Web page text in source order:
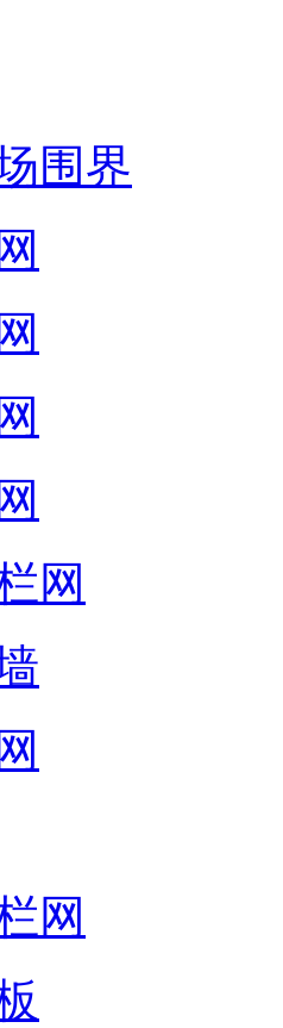
围界
网
网